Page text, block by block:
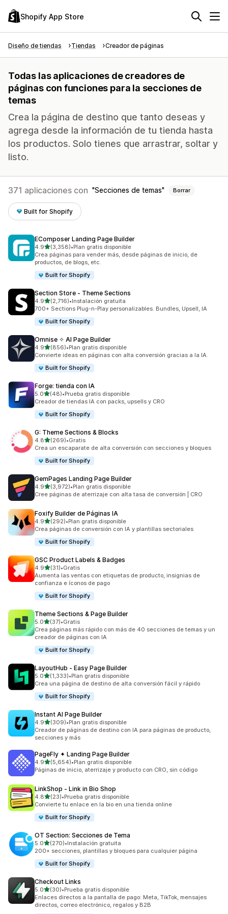
Shopify App Store
Diseño de tiendas Tiendas Creador de páginas
Todas las aplicaciones de creadores de
páginas con funciones para la secciones de
temas
Crea la página de destino que tanto deseas y
agrega desde la información de tu tienda hasta
los productos. Solo tienes que arrastrar, soltar y
listo.
371 aplicaciones con Secciones de temas Borrar
Built for Shopify
EComposer Landing Page Builder
4.9de 5 estrellas
(3,358)
3358 reseñas en total
•Plan gratis disponible
Crea páginas para vender más, desde páginas de inicio, de
productos, de blogs, etc.
Built for Shopify
Section Store ‑ Theme Sections
4.9de 5 estrellas
(2,716)
2716 reseñas en total
•Instalación gratuita
700+ Sections Plug-n-Play personalizables. Bundles, Upsell, IA
Built for Shopify
Omnise ✧ AI Page Builder
4.9de 5 estrellas
(856)
856 reseñas en total
•Plan gratis disponible
Convierte ideas en páginas con alta conversión gracias a la IA.
Built for Shopify
Forge: tienda con IA
5.0de 5 estrellas
(48)
48 reseñas en total
•Prueba gratis disponible
Creador de tiendas IA con packs, upsells y CRO
Built for Shopify
G: Theme Sections & Blocks
4.8de 5 estrellas
(269)
269 reseñas en total
•Gratis
Crea un escaparate de alta conversión con secciones y bloques
Built for Shopify
GemPages Landing Page Builder
4.9de 5 estrellas
(3,972)
3972 reseñas en total
•Plan gratis disponible
Cree páginas de aterrizaje con alta tasa de conversión | CRO
Foxify Builder de Páginas IA
4.9de 5 estrellas
(292)
292 reseñas en total
•Plan gratis disponible
Crea páginas de conversión con IA y plantillas sectoriales
Built for Shopify
GSC Product Labels & Badges
4.9de 5 estrellas
(31)
31 reseñas en total
•Gratis
Aumenta las ventas con etiquetas de producto, insignias de
confianza e íconos de pago
Built for Shopify
Theme Sections & Page Builder
5.0de 5 estrellas
(37)
37 reseñas en total
•Gratis
Crea páginas más rápido con más de 40 secciones de temas y un
creador de páginas con IA
Built for Shopify
LayoutHub ‑ Easy Page Builder
5.0de 5 estrellas
(1,333)
1333 reseñas en total
•Plan gratis disponible
Crea una página de destino de alta conversión fácil y rápido
Built for Shopify
Instant AI Page Builder
4.9de 5 estrellas
(309)
309 reseñas en total
•Plan gratis disponible
Creador de páginas de destino con IA para páginas de producto,
secciones y más
PageFly ✦ Landing Page Builder
4.9de 5 estrellas
(5,654)
5654 reseñas en total
•Plan gratis disponible
Páginas de inicio, aterrizaje y producto con CRO, sin código
LinkShop ‑ Link in Bio Shop
4.8de 5 estrellas
(23)
23 reseñas en total
•Prueba gratis disponible
Convierte tu enlace en la bio en una tienda online
Built for Shopify
OT Section: Secciones de Tema
5.0de 5 estrellas
(270)
270 reseñas en total
•Instalación gratuita
200+ secciones, plantillas y bloques para cualquier página
Built for Shopify
Checkout Links
5.0de 5 estrellas
(30)
30 reseñas en total
•Prueba gratis disponible
Enlaces directos a la pantalla de pago: Meta, TikTok, mensajes
directos, correo electrónico, regalos y B2B